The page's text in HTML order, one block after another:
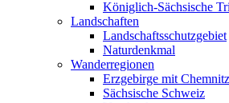
Königlich-Sächsische
Landschaften
Landschaftsschutzgebiet
Naturdenkmal
Wanderregionen
Erzgebirge mit Chemnitz
Sächsische Schweiz